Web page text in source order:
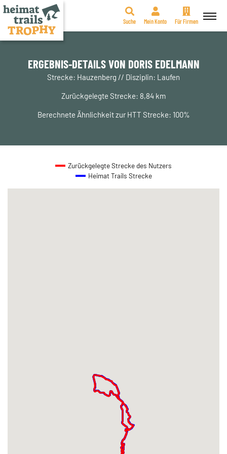
Zum
Suche Mein Konto Für Firmen
ERGEBNIS-DETAILS VON DORIS EDELMANN
Strecke: Hauzenberg // Disziplin: Laufen
Zurückgelegte Strecke: 8,84 km
Berechnete Ähnlichkeit zur HTT Strecke: 100%
Zurückgelegte Strecke des Nutzers
Heimat Trails Strecke